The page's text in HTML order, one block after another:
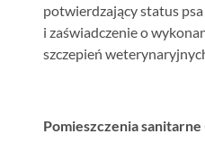
potwierdzający status
i zaświadczenie o
szczepień
Pomieszczenia